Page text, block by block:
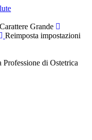
Carattere Grande
Reimposta impostazioni
di Ostetrica